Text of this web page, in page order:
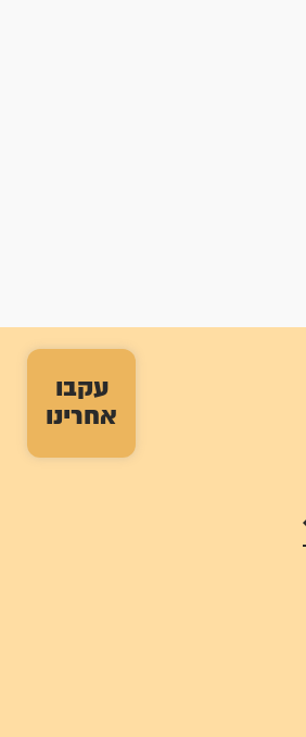
עקבו
אחרינו